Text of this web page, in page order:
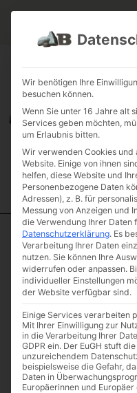
Start/Schüttgüter/Zier-
bunt 8 – 16
Wir benötigen Ihre
besuchen können.
Wenn Sie unter 16 Jahre alt
Services geben möchten,
um Erlaubnis bitten.
Wir verwenden Cookies und
Website. Einige von ihnen
helfen, diese Website und
Personenbezogene Daten
Adressen), z. B. für
Messung von Anzeigen und
die Verwendung Ihrer Daten
Datenschutzerklärung. Es
Verarbeitung Ihrer Daten
nutzen. Sie können Ihre
widerrufen oder anpassen.
individueller Einstellungen
der Website verfügbar sind.
Einige Services verarbeiten
Mit Ihrer Einwilligung zur
in die Verarbeitung Ihrer
GDPR ein. Der EuGH stuft
unzureichendem
beispielsweise die Gefahr,
Daten in
Europäerinnen und